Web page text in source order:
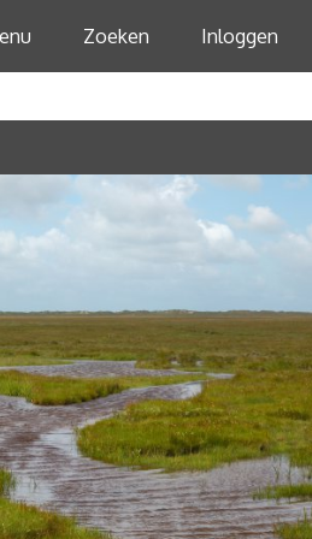
Zoeken Inloggen